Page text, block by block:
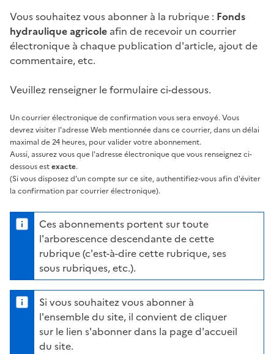
Vous souhaitez vous abonner à la rubrique : Fonds
hydraulique agricole afin de recevoir un courrier
électronique à chaque publication d'article, ajout de
commentaire, etc.
Veuillez renseigner le formulaire ci-dessous.
Un courrier électronique de confirmation vous sera envoyé. Vous
devrez visiter l'adresse Web mentionnée dans ce courrier, dans un délai
maximal de 24 heures, pour valider votre abonnement.
Aussi, assurez vous que l'adresse électronique que vous renseignez ci-
dessous estexacte.
(Si vous disposez d'un compte sur ce site, authentifiez-vous afin d'éviter
la confirmation par courrier électronique).
Ces abonnements portent sur toute
l'arborescence descendante de cette
rubrique (c'est-à-dire cette rubrique, ses
sous rubriques, etc.).
Si vous souhaitez vous abonner à
l'ensemble du site, il convient de cliquer
sur le lien s'abonner dans la page d'accueil
du site.